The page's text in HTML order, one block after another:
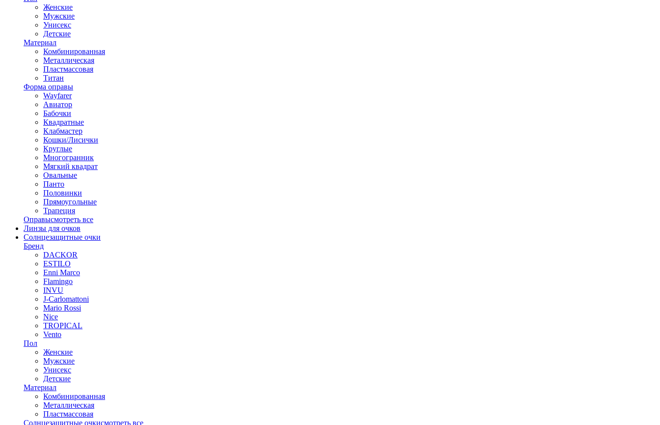
Женские
Мужские
Унисекс
Детские
Материал
Комбинированная
Металлическая
Пластмассовая
Титан
Форма оправы
Wayfarer
Авиатор
Бабочки
Квадратные
Клабмастер
Кошки/Лисички
Круглые
Многогранник
Мягкий квадрат
Овальные
Панто
Половинки
Прямоугольные
Трапеция
Оправысмотреть все
Линзы для очков
Солнцезащитные очки
Бренд
DACKOR
ESTILO
Enni Marco
Flamingo
INVU
J-Carlomattoni
Mario Rossi
Nice
TROPICAL
Vento
Пол
Женские
Мужские
Унисекс
Детские
Материал
Комбинированная
Металлическая
Пластмассовая
Солнцезащитные очкисмотреть все